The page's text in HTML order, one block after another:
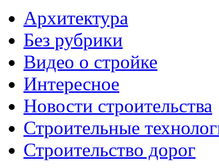
Архитектура
Без рубрики
Видео о стройке
Интересное
Новости строительства
Строительные
Строительство дорог